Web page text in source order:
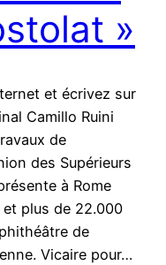
»
et écrivez sur
Camillo Ruini
de
des Supérieurs
à Rome
et plus de 22.000
de
Vicaire pour…